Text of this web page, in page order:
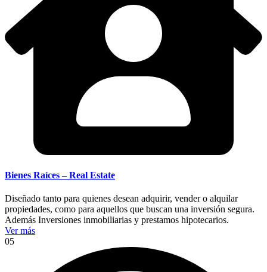
Bienes Raíces – Real Estate
Diseñado tanto para quienes desean adquirir, vender o alquilar
propiedades, como para aquellos que buscan una inversión segura.
Además Inversiones inmobiliarias y prestamos hipotecarios.
Ver más
05